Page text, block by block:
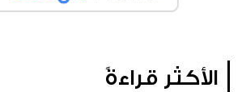
الأكثر قراءةً